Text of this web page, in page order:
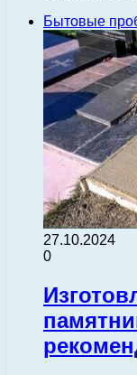
Бытовые
27.10.2024
0